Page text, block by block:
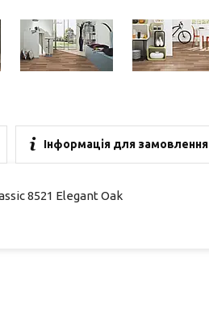
Інформація для замовлення
8521 Elegant Oak